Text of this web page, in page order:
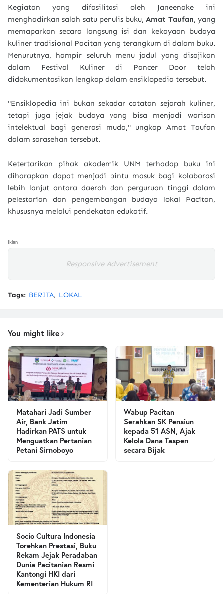
Kegiatan yang difasilitasi oleh Janeenake ini
menghadirkan salah satu penulis buku,Amat Taufan, yang
memaparkan secara langsung isi dan kekayaan budaya
kuliner tradisional Pacitan yang terangkum di dalam buku.
Menurutnya, hampir seluruh menu jadul yang disajikan
dalam Festival Kuliner di Pancer Door telah
didokumentasikan lengkap dalam ensiklopedia tersebut.
"Ensiklopedia ini bukan sekadar catatan sejarah kuliner,
tetapi juga jejak budaya yang bisa menjadi warisan
intelektual bagi generasi muda," ungkap Amat Taufan
dalam sarasehan tersebut.
Ketertarikan pihak akademik UNM terhadap buku ini
diharapkan dapat menjadi pintu masuk bagi kolaborasi
lebih lanjut antara daerah dan perguruan tinggi dalam
pelestarian dan pengembangan budaya lokal Pacitan,
khususnya melalui pendekatan edukatif.
Iklan
Responsive Advertisement
Tags: BERITA LOKAL
You might like
Matahari Jadi Sumber
Air, Bank Jatim
Hadirkan PATS untuk
Menguatkan Pertanian
Petani Sirnoboyo
Wabup Pacitan
Serahkan SK Pensiun
kepada 51 ASN, Ajak
Kelola Dana Taspen
secara Bijak
Socio Cultura Indonesia
Torehkan Prestasi, Buku
Rekam Jejak Peradaban
Dunia Pacitanian Resmi
Kantongi HKI dari
Kementerian Hukum RI